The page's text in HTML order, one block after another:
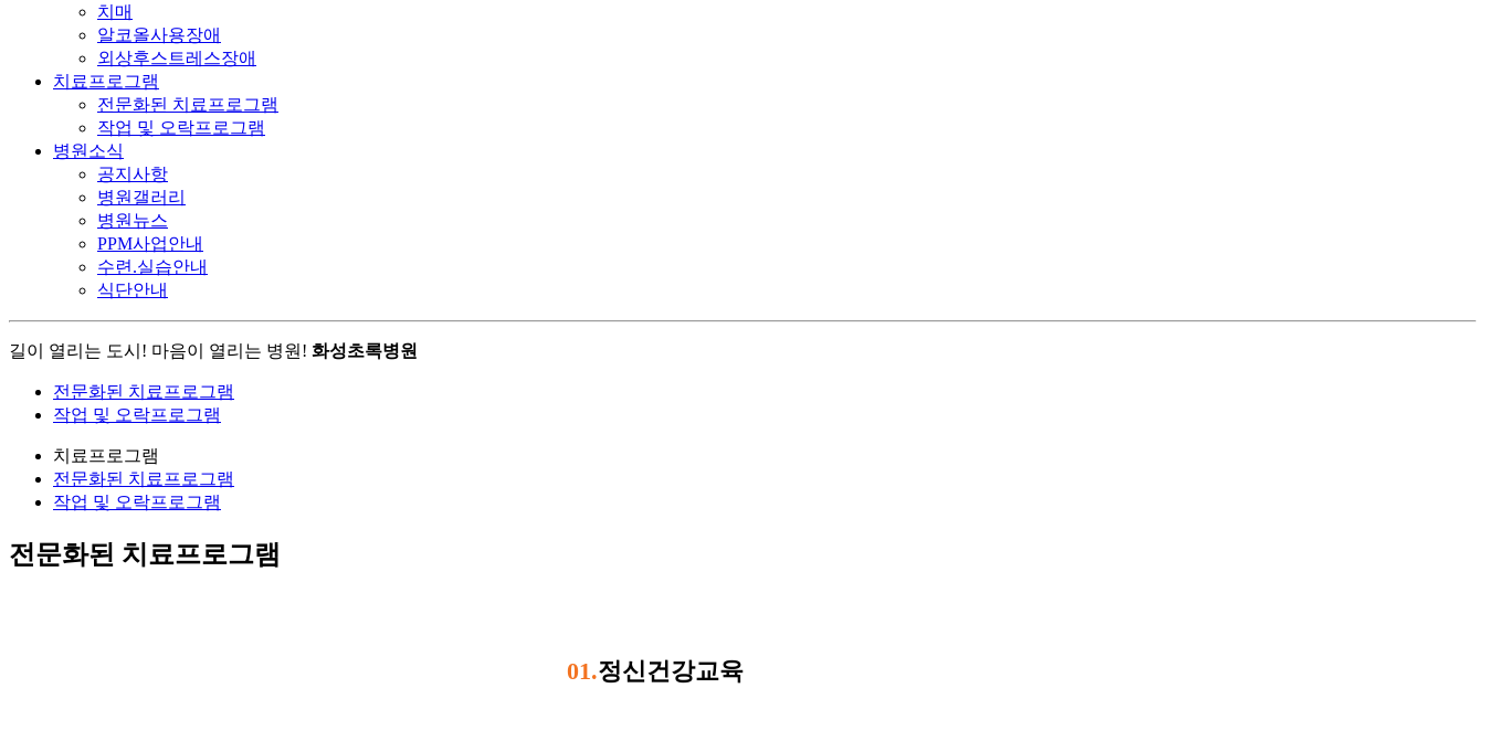
치매
알코올사용장애
외상후스트레스장애
치료프로그램
전문화된 치료프로그램
작업 및 오락프로그램
병원소식
공지사항
병원갤러리
병원뉴스
PPM사업안내
수련.실습안내
식단안내
길이 열리는 도시! 마음이 열리는 병원! 화성초록병원
전문화된 치료프로그램
작업 및 오락프로그램
치료프로그램
전문화된 치료프로그램
작업 및 오락프로그램
전문화된 치료프로그램
01.정신건강교육